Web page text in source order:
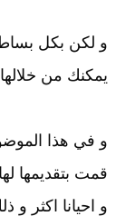
و لكن بكل
يمكنك من خلالها
و في هذا
و احيانا اكثر و